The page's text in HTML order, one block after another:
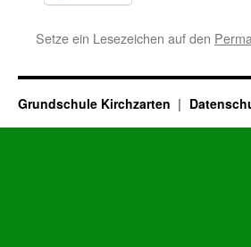
Setze ein Lesezeichen auf den
Grundschule Kirchzarten